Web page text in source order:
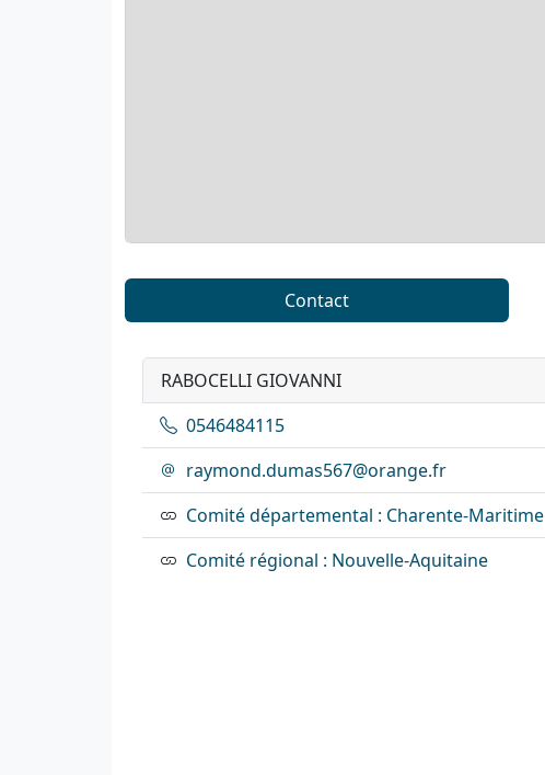
Contact
RABOCELLI GIOVANNI
0546484115
raymond.dumas567@orange.fr
Comité départemental : Charente-Maritime
Comité régional : Nouvelle-Aquitaine